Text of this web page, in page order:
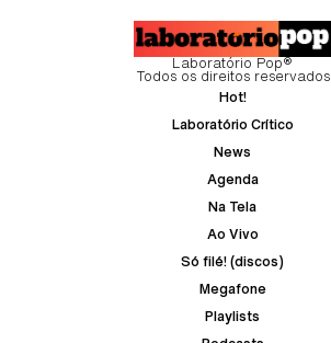
Laboratório Pop®
Todos os direitos reservados
Hot!
Laboratório Crítico
News
Agenda
Na Tela
Ao Vivo
Só filé! (discos)
Megafone
Playlists